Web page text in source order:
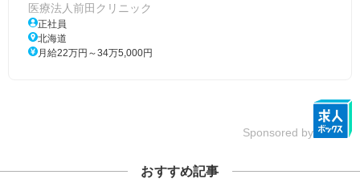
医療法人前田クリニック
正社員
北海道
月給22万円～34万5,000円
Sponsored by
おすすめ記事